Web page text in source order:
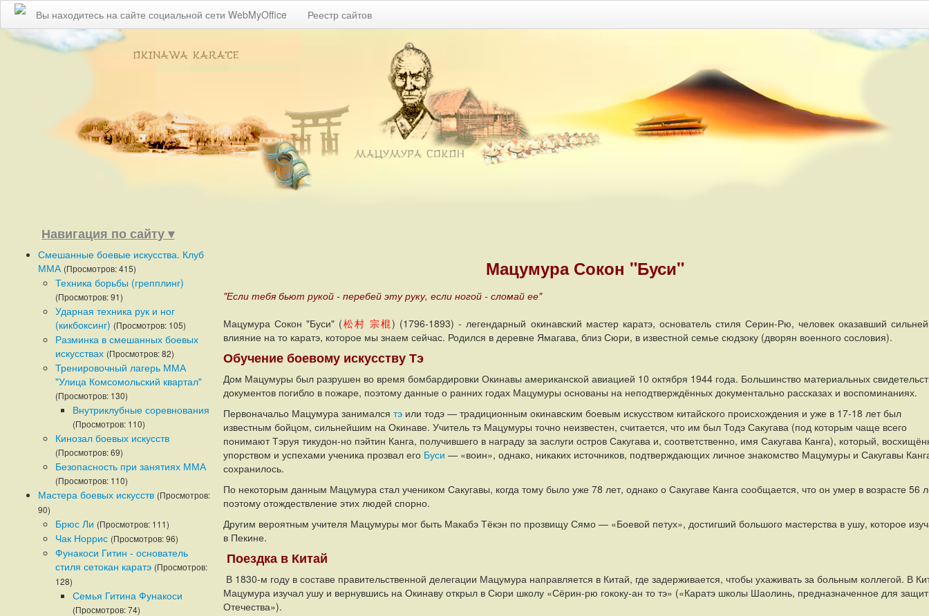
Вы находитесь на сайте социальной сети WebMyOffice Реестр сайтов
Навигация по сайту ▾
Смешанные боевые искусства. Клуб
ММА (Просмотров: 415)
Техника борьбы (грепплинг)
(Просмотров: 91)
Ударная техника рук и ног
(кикбоксинг) (Просмотров: 105)
Разминка в смешанных боевых
искусствах (Просмотров: 82)
Тренировочный лагерь ММА
"Улица Комсомольский квартал"
(Просмотров: 130)
Внутриклубные соревнования
(Просмотров: 110)
Кинозал боевых искусств
(Просмотров: 69)
Безопасность при занятиях ММА
(Просмотров: 110)
Мастера боевых искусств (Просмотров:
90)
Брюс Ли (Просмотров: 111)
Чак Норрис (Просмотров: 96)
Фунакоси Гитин - основатель
стиля сетокан каратэ (Просмотров:
128)
Семья Гитина Фунакоси
(Просмотров: 74)
Мацумура Сокон "Буси"
"Если тебя бьют рукой - перебей эту руку, если ногой - сломай ее"
Мацумура Сокон "Буси" (松村 宗棍) (1796-1893) - легендарный окинавский мастер каратэ, основатель стиля Серин-Рю, человек оказавший
влияние на то каратэ, которое мы знаем сейчас. Родился в деревне Ямагава, близ Сюри, в известной семье сюдзоку (дворян военного сословия).
Обучение боевому искусствуТэ
Дом Мацумуры был разрушен во время бомбардировки Окинавы американской авиацией 10 октября 1944 года. Большинство материальных
документов погибло в пожаре, поэтому данные о ранних годах Мацумуры основаны на неподтверждённых документально рассказах и воспоминаниях.
Первоначальо Мацумура занимался тэили тодэ — традиционным окинавским боевым искусством китайского происхождения и уже в 17-18 лет был
известным бойцом, сильнейшим на Окинаве. Учитель тэ Мацумуры точно неизвестен, считается, что им был Тодэ Сакугава (под которым чаще всего
понимают Тэруя тикудон-но пэйтин Канга, получившего в награду за заслуги остров Сакугава и, соответственно, имя Сакугава Канга), который,
упорством и успехами ученика прозвал его Буси — «воин», однако, никаких источников, подтверждающих личное знакомство Мацумуры и Сакугавы
сохранилось.
По некоторым данным Мацумура стал учеником Сакугавы, когда тому было уже 78 лет, однако о Сакугаве Канга сообщается, что он умер в возрасте 56
поэтому отождествление этих людей спорно.
Другим вероятным учителя Мацумуры мог быть Макабэ Тёкэн по прозвищу Сямо — «Боевой петух», достигший большого мастерства в ушу, которое
в Пекине.
Поездка в Китай
В 1830-м году в составе правительственной делегации Мацумура направляется в Китай, где задерживается, чтобы ухаживать за больным коллегой. В
Мацумура изучал ушу и вернувшись на Окинаву открыл в Сюри школу «Сёрин-рю гококу-ан то тэ» («Каратэ школы Шаолинь, предназначенное для
Отечества»).